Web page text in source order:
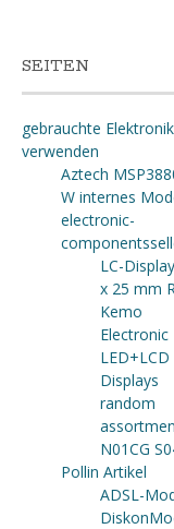
SEITEN
gebrauchte
verwenden
Aztech
W internes
electronic-
LC-
x 25 mm
Kemo
Electronic
LED+LCD
Displays
random
N01CG
Pollin Artikel
ADSL-